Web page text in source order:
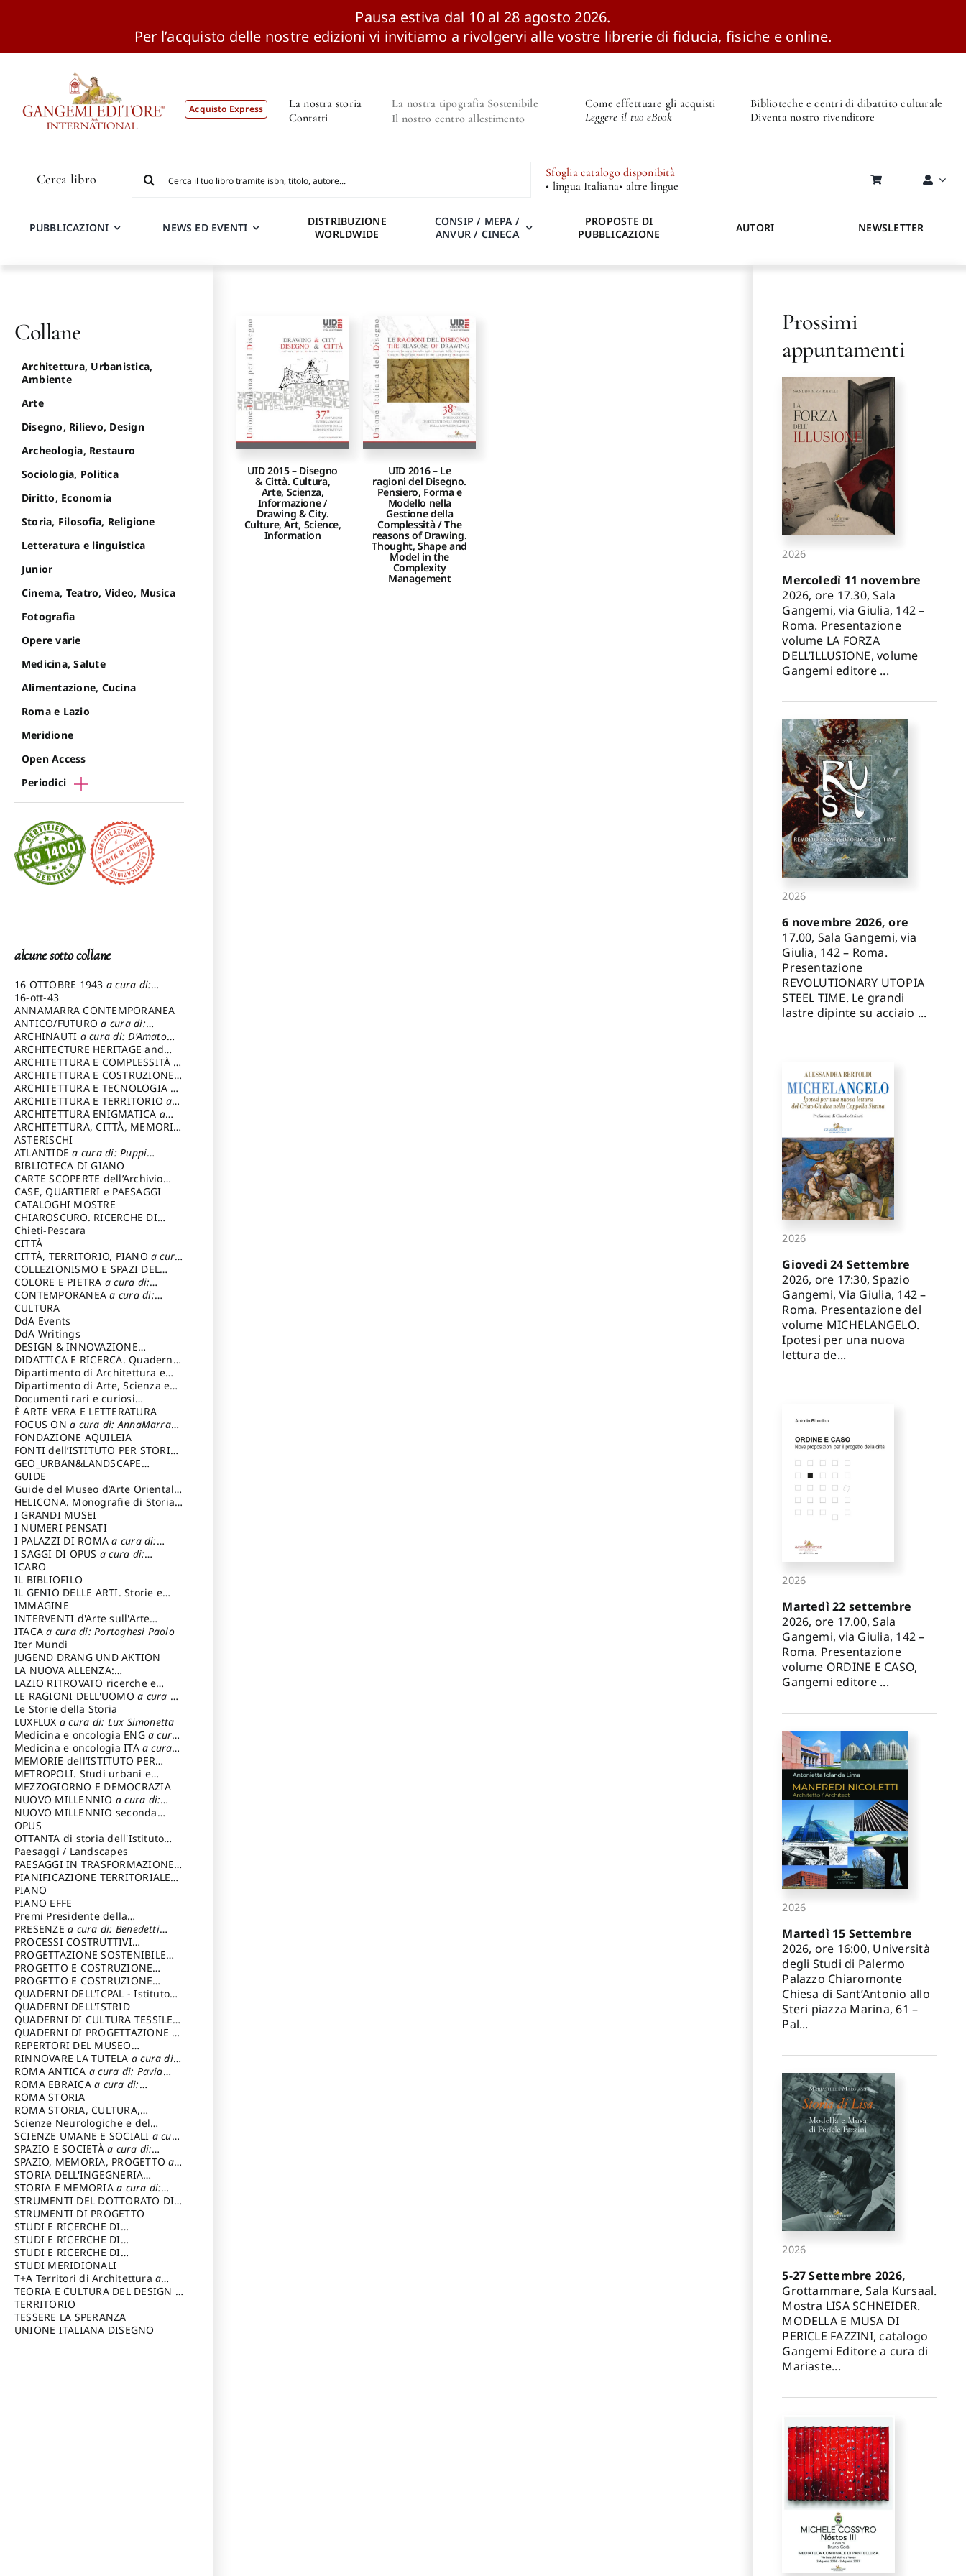
Pausa estiva dal 10 al 28 agosto 2026.
Per l’acquisto delle nostre edizioni vi invitiamo a rivolgervi alle vostre librerie di fiducia, fisiche e online.
Acquisto Express
La nostra storia
Contatti
La nostra tipografia Sostenibile
Il nostro centro allestimento
Come effettuare gli acquisti
Leggere il tuo eBook
Biblioteche e centri di dibattito culturale
Diventa nostro rivenditore
Cerca libro
per:
Sfoglia catalogo disponibità
• lingua Italiana• altre lingue
PUBBLICAZIONI NEWS ED EVENTI
DISTRIBUZIONE
WORLDWIDE
CONSIP / MEPA /
ANVUR / CINECA
PROPOSTE DI
PUBBLICAZIONE
AUTORI NEWSLETTER
UID 2015 – Disegno
& Città. Cultura,
Arte, Scienza,
Informazione /
Drawing & City.
Culture, Art, Science,
Information
UID 2016 – Le
ragioni del Disegno.
Pensiero, Forma e
Modello nella
Gestione della
Complessità / The
reasons of Drawing.
Thought, Shape and
Model in the
Complexity
Management
Collane
Architettura, Urbanistica,
Ambiente
Arte
Disegno, Rilievo, Design
Archeologia, Restauro
Sociologia, Politica
Diritto, Economia
Storia, Filosofia, Religione
Letteratura e linguistica
Junior
Cinema, Teatro, Video, Musica
Fotografia
Opere varie
Medicina, Salute
Alimentazione, Cucina
Roma e Lazio
Meridione
Open Access
Periodici
alcune sotto collane
16 OTTOBRE 1943 a cura di:
Pezzetti Marcello
16-ott-43
ANNAMARRA CONTEMPORANEA
ANTICO/FUTUROa cura di:
Varagnoli Claudio
ARCHINAUTI a cura di: D'Amato
Claudio
ARCHITECTURE HERITAGE and
DESIGN
ARCHITETTURA E COMPLESSITÀ a
cura di: Piva Antonio
ARCHITETTURA E COSTRUZIONEa
cura di: Poretti Sergio
ARCHITETTURA E TECNOLOGIA a
cura di: Carrara Gianfranco
ARCHITETTURA E TERRITORIOa
cura di: Pietrogrande Enrico
ARCHITETTURA ENIGMATICA a
cura di: Lenci Ruggero
ARCHITETTURA, CITTÀ, MEMORIA
a cura di: Valeriani Enrico
ASTERISCHI
ATLANTIDEa cura di: Puppi
Lionello
BIBLIOTECA DI GIANO
CARTE SCOPERTE dell’Archivio
Storico Capitolino
CASE, QUARTIERI e PAESAGGI
CATALOGHI MOSTRE
CHIAROSCURO. RICERCHE DI
STORIA E STORIA DELL'ARTE
cura di: Di Carpegna Falconieri
Tommaso
Chieti-Pescara
CITTÀ
CITTÀ, TERRITORIO, PIANO a cura
di: Imbesi Giuseppe
COLLEZIONISMO E SPAZI DEL
COLLEZIONISMO a cura di:
Magnani Lauro
COLORE E PIETRA a cura di:
Selvaggi Giuseppe
CONTEMPORANEAa cura di:
Gubinelli Luna
CULTURA
DdA Events
DdA Writings
DESIGN & INNOVAZIONE
TECNOLOGICAa cura di: Vallicelli
Andrea
DIDATTICA E RICERCA. Quaderni
della Scuola
Dipartimento di Architettura e
Analisi della Città Mediterranea
Dipartimento di Arte, Scienza e
Tecnica del Costuire
Documenti rari e curiosi
dall'Archivio Segreto
È ARTE VERA E LETTERATURA
FOCUS ONa cura di: AnnaMarra
Contemporanea
FONDAZIONE AQUILEIA
FONTI dell’ISTITUTO PER STORIA
DEL RISORGIMENTO
GEO_URBAN&LANDSCAPE
PLANNING (GULP)
Trusiani Elio
GUIDE
Guide del Museo d’Arte Orientale
“Giuseppe Tucci”
HELICONA. Monografie di Storia
dell'Artea cura di: Gallo Marco
I GRANDI MUSEI
I NUMERI PENSATI
I PALAZZI DI ROMAa cura di:
Ippoliti Alessandro
I SAGGI DI OPUS a cura di:
Scalesse Tommaso
ICARO
IL BIBLIOFILO
IL GENIO DELLE ARTI. Storie e
interpretazione
IMMAGINE
INTERVENTI d'Arte sull'Arte
dedicata alla cultura della
conservazione d’arte
Fondazione Paola Droghetti onlus
ITACAa cura di: Portoghesi Paolo
Iter Mundi
JUGEND DRANG UND AKTION
LA NUOVA ALLENZA:
ARCHITETTURA & AMBIENTE
LAZIO RITROVATO ricerche e
restauri
LE RAGIONI DELL'UOMOa cura di:
Lombardi Satriani Luigi
Le Storie della Storia
LUXFLUX a cura di: Lux Simonetta
Medicina e oncologia ENG a cura
di: Lopez Massimo
Medicina e oncologia ITA a cura
di: Lopez Massimo
MEMORIE dell’ISTITUTO PER
STORIA DEL RISORGIMENTO
METROPOLI. Studi urbani e
regionali
MEZZOGIORNO E DEMOCRAZIA
NUOVO MILLENNIO a cura di:
Capaldo Pellegrino
NUOVO MILLENNIO seconda
serie
Francesco
OPUS
OTTANTA di storia dell'Istituto
storia dell’Istitutoa cura di:
Cavalieri Patrizia
Paesaggi / Landscapes
PAESAGGI IN TRASFORMAZIONEa
cura di: Corti Enrico A.
PIANIFICAZIONE TERRITORIALE
URBANISTICA ED AMBIENTALE
cura di: Costa Enrico
PIANO
PIANO EFFE
Premi Presidente della
Repubblica
PRESENZEa cura di: Benedetti
Sandro
PROCESSI COSTRUTTIVI
DELL'ARCHITETTURAa cura di:
Ippoliti Alessandro
PROGETTAZIONE SOSTENIBILE
PARTECIPATA
PROGETTO E COSTRUZIONE
DELL’ARCHITETTURA
PROGETTO E COSTRUZIONE
SOSTENIBILE
QUADERNI DELL'ICPAL - Istituto
centrale per il restauro e la
conservazione del patrimonio
archivistico e librario
QUADERNI DELL'ISTRID
QUADERNI DI CULTURA TESSILEa
cura di: Crispolti Livia
QUADERNI DI PROGETTAZIONE a
cura di: Giura Longo Tommaso
REPERTORI DEL MUSEO
CENTRALE DEL RISORGIMENTOa
cura di: Pizzo Marco
RINNOVARE LA TUTELA a cura di:
Cicalò Enrico
ROMA ANTICA a cura di: Pavia
Carlo
ROMA EBRAICAa cura di:
Procaccia Claudio
ROMA STORIA
ROMA STORIA, CULTURA,
IMMAGINEa cura di: Fagiolo
Marcello
Scienze Neurologiche e del
Comportamento
SCIENZE UMANE E SOCIALI a cura
di: Iannizzi Salvatore
SPAZIO E SOCIETÀa cura di:
Cassetti Roberto
SPAZIO, MEMORIA, PROGETTOa
cura di: Rossi Massimo
STORIA DELL'INGEGNERIA
STRUTTURALE IN ITALIAa cura di:
Poretti Sergio
STORIA E MEMORIAa cura di:
Rossi Lauro
STRUMENTI DEL DOTTORATO DI
RICERCA IN RILIEVO E
RAPPRESENTAZIONE
DELL’ARCHITETTURA E
DELL’AMBIENTEa cura di: Migliari
Riccardo
STRUMENTI DI PROGETTO
STUDI E RICERCHE DI
ARCHEOLOGIA IN SICILIA
di: Pelagatti Paola
STUDI E RICERCHE DI
ARCHITETTURA del Dipartimento
di Architettura Università degli
Studi G. d' Annunzio
STUDI E RICERCHE DI
ARCHITETTURA del Dipartimento
di Architettura Università degli
Studi G. d' Annunzio, Chieti-
Pescaraa cura di: Fusero Paolo
STUDI MERIDIONALI
T+A Territori di Architetturaa
cura di: Ramazzotti Luigi
TEORIA E CULTURA DEL DESIGN a
cura di: Furlanis Giuseppe
TERRITORIO
TESSERE LA SPERANZA
UNIONE ITALIANA DISEGNO
Prossimi
appuntamenti
2026
Mercoledì 11 novembre
2026, ore 17.30, Sala
Gangemi, via Giulia, 142 –
Roma. Presentazione
volume LA FORZA
DELL’ILLUSIONE, volume
Gangemi editore ...
2026
6 novembre 2026, ore
17.00, Sala Gangemi, via
Giulia, 142 – Roma.
Presentazione
REVOLUTIONARY UTOPIA
STEEL TIME. Le grandi
lastre dipinte su acciaio ...
2026
Giovedì 24 Settembre
2026, ore 17:30, Spazio
Gangemi, Via Giulia, 142 –
Roma. Presentazione del
volume MICHELANGELO.
Ipotesi per una nuova
lettura de...
2026
Martedì 22 settembre
2026, ore 17.00, Sala
Gangemi, via Giulia, 142 –
Roma. Presentazione
volume ORDINE E CASO,
Gangemi editore ...
2026
Martedì 15 Settembre
2026, ore 16:00, Università
degli Studi di Palermo
Palazzo Chiaromonte
Chiesa di Sant’Antonio allo
Steri piazza Marina, 61 –
Pal...
2026
5-27 Settembre 2026,
Grottammare, Sala Kursaal.
Mostra LISA SCHNEIDER.
MODELLA E MUSA DI
PERICLE FAZZINI, catalogo
Gangemi Editore a cura di
Mariaste...